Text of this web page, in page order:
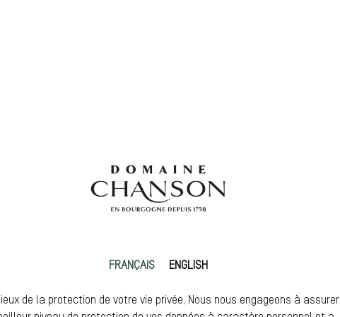
FRANÇAIS ENGLISH
de la protection de votre vie privée, Nous nous engageons à assurer